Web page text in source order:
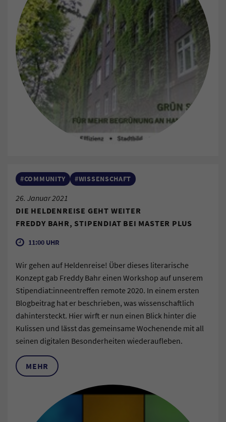
#COMMUNITY #WISSENSCHAFT
26. Januar 2021
DIE HELDENREISE GEHT WEITER
FREDDY BAHR, STIPENDIAT BEI MASTER PLUS
11:00 UHR
Wir gehen auf Heldenreise! Über dieses literarische
Konzept gab Freddy Bahr einen Workshop auf unserem
Stipendiat:inneentreffen remote 2020. In einem ersten
Blogbeitrag hat er beschrieben, was wissenschaftlich
dahintersteckt. Hier wirft er nun einen Blick hinter die
Kulissen und lässt das gemeinsame Wochenende mit all
seinen digitalen Besonderheiten wiederaufleben.
MEHR